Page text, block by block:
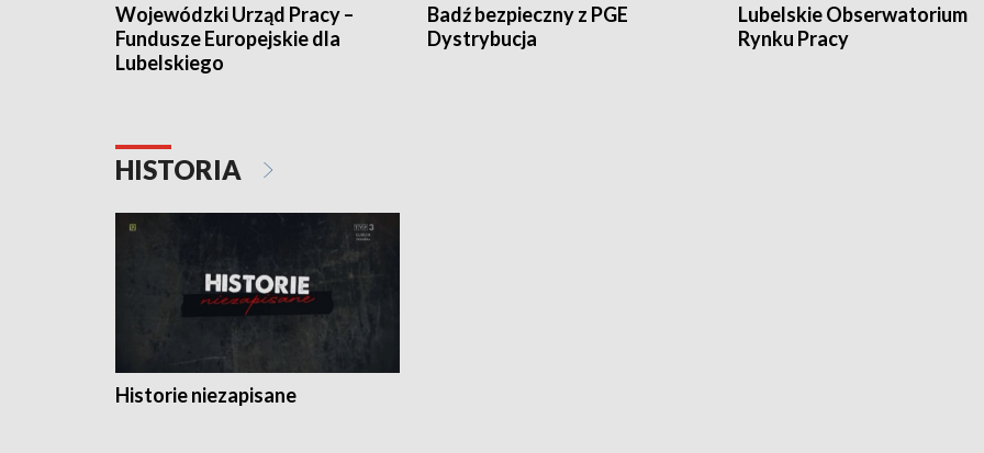
Wojewódzki Urząd Pracy –
Fundusze Europejskie dla
Lubelskiego
Badź bezpieczny z PGE
Dystrybucja
Lubelskie Obserwatorium
Rynku Pracy
HISTORIA
Historie niezapisane